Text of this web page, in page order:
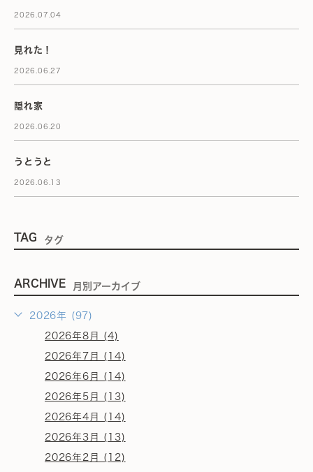
2026.07.04
見れた！
2026.06.27
隠れ家
2026.06.20
うとうと
2026.06.13
TAG タグ
ARCHIVE 月別アーカイブ
2026年 (97)
2026年8月 (4)
2026年7月 (14)
2026年6月 (14)
2026年5月 (13)
2026年4月 (14)
2026年3月 (13)
2026年2月 (12)